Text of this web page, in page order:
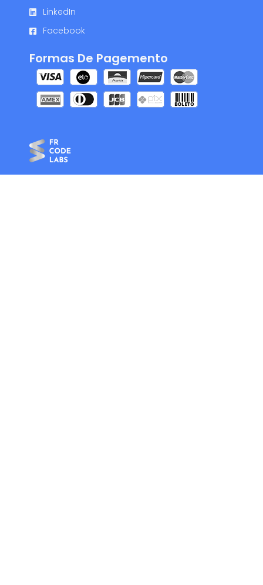
Formas De Pagemento
LinkedIn
Facebook